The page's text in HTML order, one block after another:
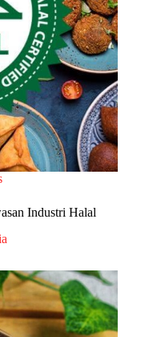
Industri Halal